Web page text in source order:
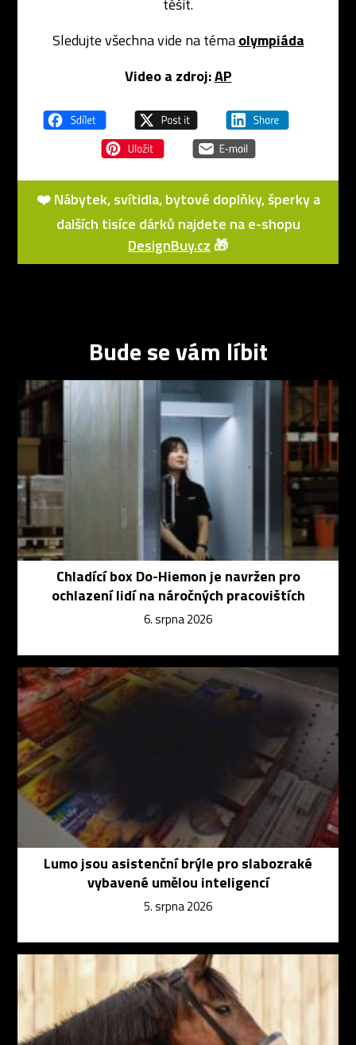
těšit.
Sledujte všechna vide na témaolympiáda
Video a zdroj:AP
❤️ Nábytek, svítidla, bytové doplňky, šperky a
dalších tisíce dárků najdete na e-shopu
DesignBuy.cz 🎁
Bude se vám líbit
Chladící box Do-Hiemon je navržen pro
ochlazení lidí na náročných pracovištích
6. srpna 2026
Lumo jsou asistenční brýle pro slabozraké
vybavené umělou inteligencí
5. srpna 2026